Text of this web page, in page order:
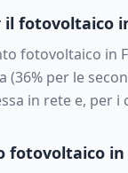
il fotovoltaico
fotovoltaico in
(36% per le
in rete e,
fotovoltaico in